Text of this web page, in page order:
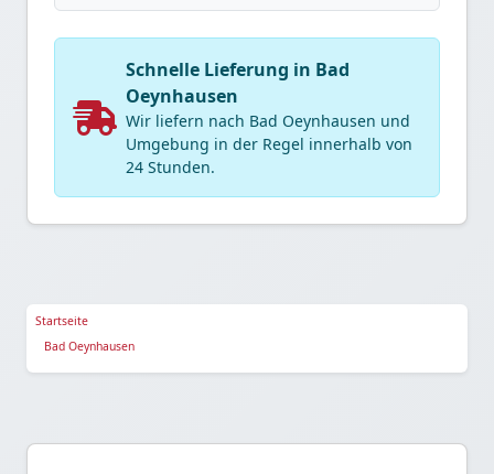
Startseite
Bad Oeynhausen
Schnelle Lieferung in Bad
Oeynhausen
Wir liefern nach Bad Oeynhausen und
Umgebung in der Regel innerhalb von
24 Stunden.